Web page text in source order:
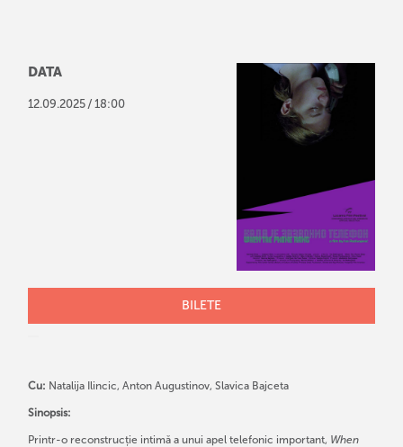
DATA
12.09.2025 / 18:00
BILETE
Cu: Natalija Ilincic, Anton Augustinov, Slavica Bajceta
Sinopsis:
Printr-o reconstrucție intimă a unui apel telefonic important, When